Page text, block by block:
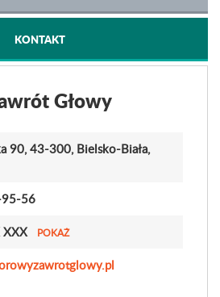
KONTAKT
Głowy
90, 43-300, Bielsko-Biała,
56
XXX POKAŻ